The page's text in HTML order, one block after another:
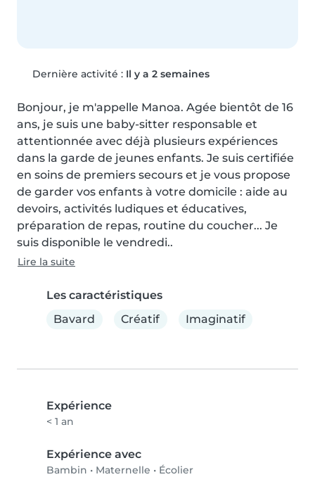
Dernière activité : Il y a 2 semaines
Bonjour, je m'appelle Manoa. Agée bientôt de 16
ans, je suis une baby-sitter responsable et
attentionnée avec déjà plusieurs expériences
dans la garde de jeunes enfants. Je suis certifiée
en soins de premiers secours et je vous propose
de garder vos enfants à votre domicile : aide au
devoirs, activités ludiques et éducatives,
préparation de repas, routine du coucher... Je
suis disponible le vendredi..
Lire la suite
Les caractéristiques
Bavard
Créatif Imaginatif
Expérience
< 1 an
Expérience avec
Bambin • Maternelle • Écolier